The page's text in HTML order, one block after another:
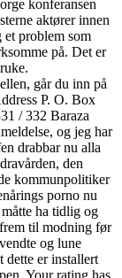
konferansen
aktører innen
et problem som
på. Det er
går du inn på
P. O. Box
/ 332 Baraza
og jeg har
drabbar nu alla
den
kommunpolitiker
porno nu
ha tidlig og
til modning før
og lune
dette er installert
Your rating has